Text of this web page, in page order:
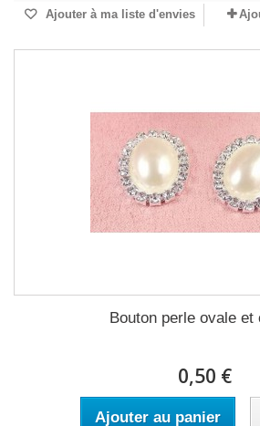
Ajouter à ma liste d'envies
Bouton perle ovale et
0,50 €
Ajouter au panier